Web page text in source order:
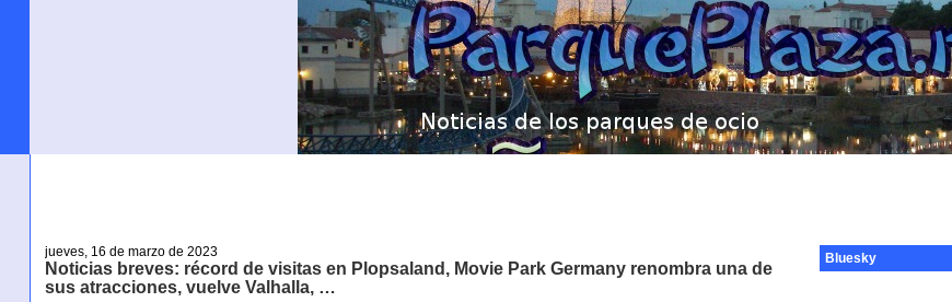
jueves, 16 de marzo de 2023
Noticias breves: récord de visitas en Plopsaland, Movie Park Germany renombra una de
sus atracciones, vuelve Valhalla, …
Bluesky